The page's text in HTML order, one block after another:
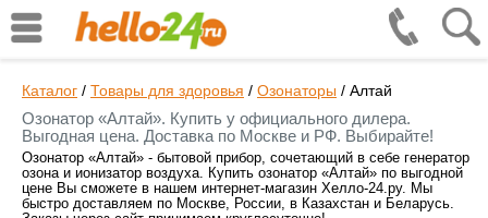
Каталог / Товары для здоровья / Озонаторы / Алтай
Озонатор «Алтай». Купить у официального дилера.
Выгодная цена. Доставка по Москве и РФ. Выбирайте!
Озонатор «Алтай» - бытовой прибор, сочетающий в себе генератор
озона и ионизатор воздуха. Купить озонатор «Алтай» по выгодной
цене Вы сможете в нашем интернет-магазин Хелло-24.ру. Мы
быстро доставляем по Москве, России, в Казахстан и Беларусь.